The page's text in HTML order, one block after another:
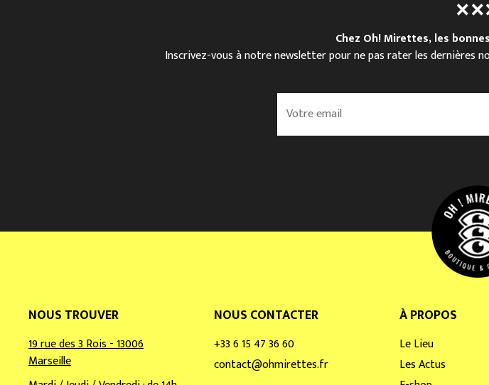
Chez Oh! Mirettes, les
Inscrivez-vous à notre newsletter pour ne pas rater les dernières
V
r
l
NOUS TROUVER
19 rue des 3 Rois - 13006
Marseille
NOUS CONTACTER
+33 6 15 47 36 60
contact@ohmirettes.fr
À PROPOS
Le Lieu
Les Actus